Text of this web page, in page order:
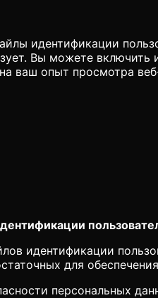
идентификации
Вы можете
ваш опыт просмотра
идентификации
для
персональных